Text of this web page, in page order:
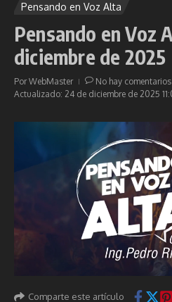
Pensando en Voz Alta
Pensando en Voz
diciembre de 2025
PorWebMaster No hay comentarios
Actualizado: 24 de diciembre de 2025
Comparte este artículo